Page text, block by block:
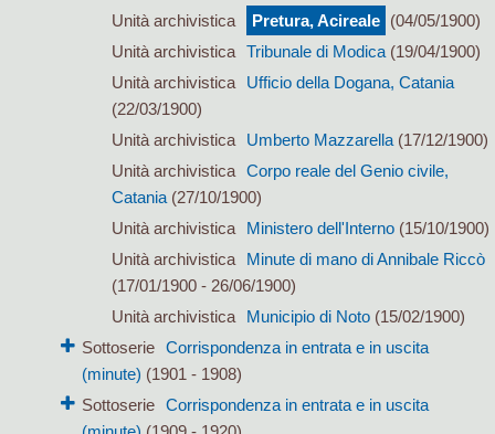
Unità archivistica
Pretura, Acireale (04/05/1900)
Unità archivistica Tribunale di Modica(19/04/1900)
Unità archivistica
Ufficio della Dogana, Catania
(22/03/1900)
Unità archivistica
Umberto Mazzarella(17/12/1900)
Unità archivistica Corpo reale del Genio civile,
Catania(27/10/1900)
Unità archivistica
Ministero dell'Interno(15/10/1900)
Unità archivistica
Minute di mano di Annibale Riccò
(17/01/1900 - 26/06/1900)
Unità archivistica
Municipio di Noto(15/02/1900)
Sottoserie
Corrispondenza in entrata e in uscita
(minute) (1901 - 1908)
Sottoserie
Corrispondenza in entrata e in uscita